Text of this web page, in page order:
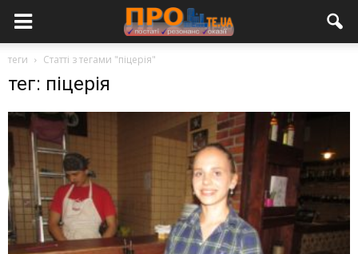
теги Статті з тегами "піцерія"
тег: піцерія